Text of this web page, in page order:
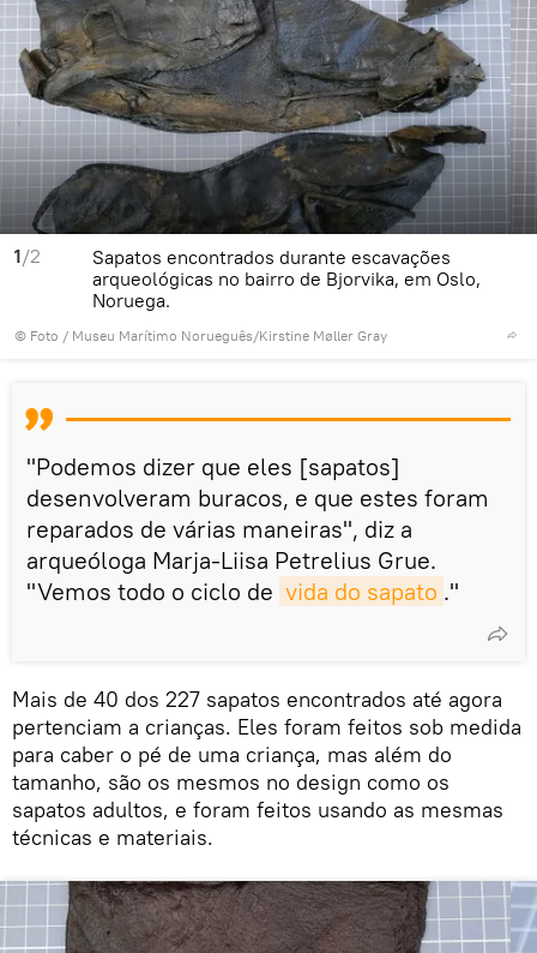
1/2
© Foto / Museu Marítimo Norueguês/Kirstine Møller Gray
Sapatos encontrados durante escavações
arqueológicas no bairro de Bjorvika, em Oslo,
Noruega.
"Podemos dizer que eles [sapatos]
desenvolveram buracos, e que estes foram
reparados de várias maneiras", diz a
arqueóloga Marja-Liisa Petrelius Grue.
"Vemos todo o ciclo de vida do sapato ."
Mais de 40 dos 227 sapatos encontrados até agora
pertenciam a crianças. Eles foram feitos sob medida
para caber o pé de uma criança, mas além do
tamanho, são os mesmos no design como os
sapatos adultos, e foram feitos usando as mesmas
técnicas e materiais.